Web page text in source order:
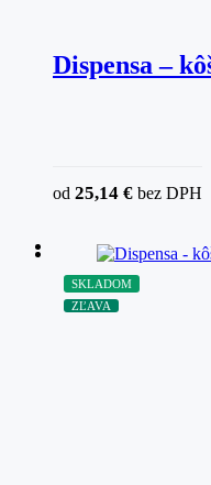
Dispensa –
od 25,14 € bez DPH
SKLADOM
ZĽAVA